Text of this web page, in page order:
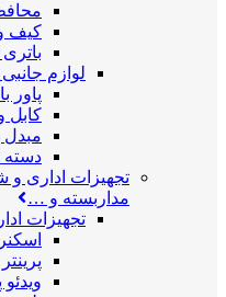
کیف
لوازم
پاور
کابل
مبدل
دسته
تجهیزات اداری و
مداربسته و …
تجهیزات
اسکنر
پرینتر
ویدئو